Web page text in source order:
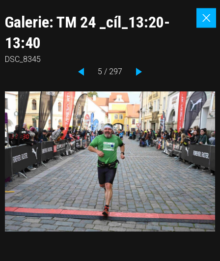
Galerie: TM 24 _cíl_13:20-
13:40
DSC_8345
5 / 297